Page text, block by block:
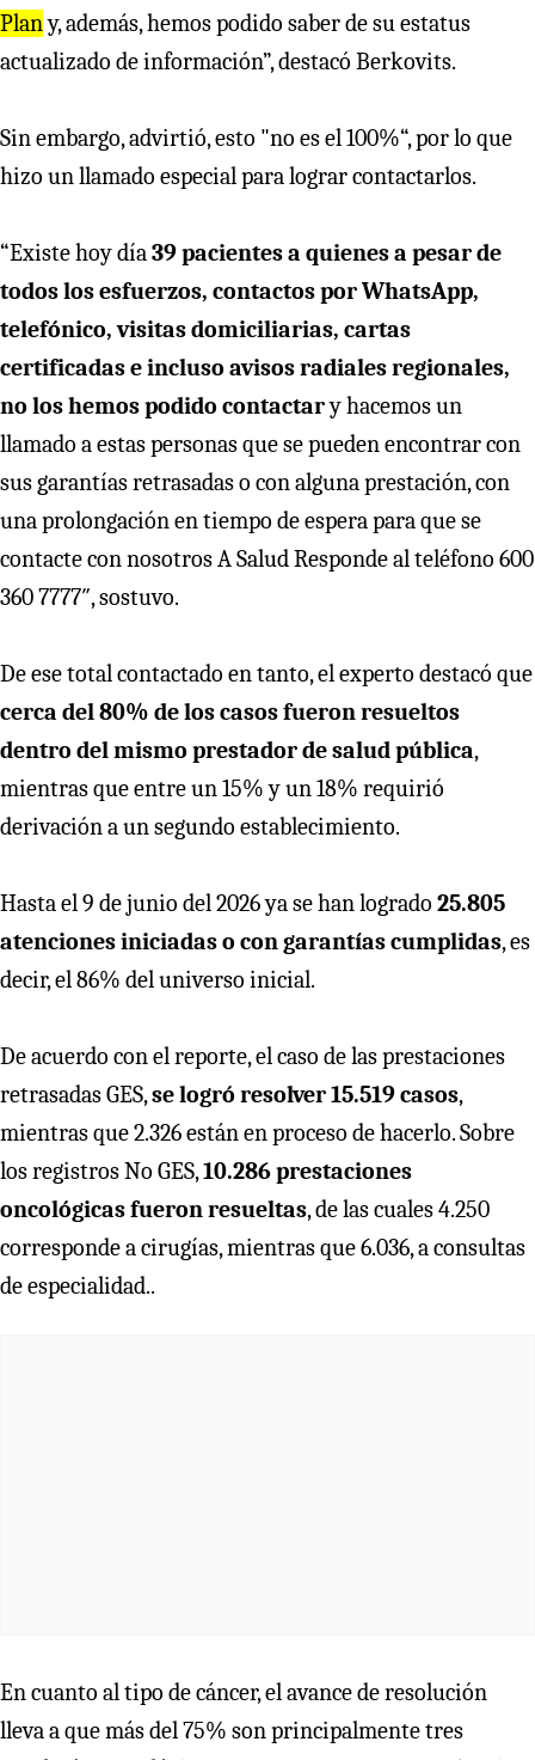
Plany, además, hemos podido saber de su estatus
actualizado de información”, destacó Berkovits.
Sin embargo, advirtió, esto "no es el 100%“, por lo que
hizo un llamado especial para lograr contactarlos.
“Existe hoy día39 pacientes a quienes a pesar de
todos los esfuerzos, contactos por WhatsApp,
telefónico, visitas domiciliarias, cartas
certificadas e incluso avisos radiales regionales,
no los hemos podido contactary hacemos un
llamado a estas personas que se pueden encontrar con
sus garantías retrasadas o con alguna prestación, con
una prolongación en tiempo de espera para que se
contacte con nosotros A Salud Responde al teléfono 600
360 7777″, sostuvo.
De ese total contactado en tanto, el experto destacó que
cerca del 80% de los casos fueron resueltos
dentro del mismo prestador de salud pública,
mientras que entre un 15% y un 18% requirió
derivación a un segundo establecimiento.
Hasta el 9 de junio del 2026 ya se han logrado 25.805
atenciones iniciadas o con garantías cumplidas, es
decir, el 86% del universo inicial.
De acuerdo con el reporte, el caso de las prestaciones
retrasadas GES,se logró resolver 15.519 casos,
mientras que 2.326 están en proceso de hacerlo. Sobre
los registros No GES,10.286 prestaciones
oncológicas fueron resueltas, de las cuales 4.250
corresponde a cirugías, mientras que 6.036, a consultas
de especialidad..
En cuanto al tipo de cáncer, el avance de resolución
lleva a que más del 75% son principalmente tres